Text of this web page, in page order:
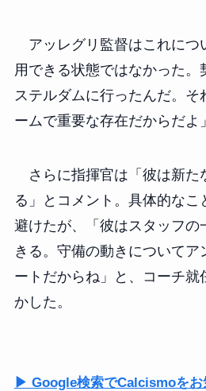
アッレグリ監督はこれにつ
用できる状態ではなかった。
ステルダムに行ったんだ。そ
ームで重要な存在だからだよ
さらに指揮官は「彼は新た
る」とコメント。具体的なこ
避けたが、「彼はスタッフの
きる。守備の動きについてア
ートだからね」と、コーチ就
かした。
▶ Google検索でCalcismoをお